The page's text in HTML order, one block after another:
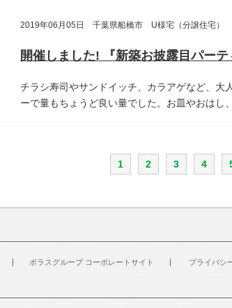
2019年06月05日 千葉県船橋市 U様宅（分譲住宅）
チラシ寿司やサンドイッチ、カラアゲなど、大
ーで量もちょうど良い量でした。お皿やおはし
1 2 3 4
ポラスグループ コーポレートサイト
プライバシ